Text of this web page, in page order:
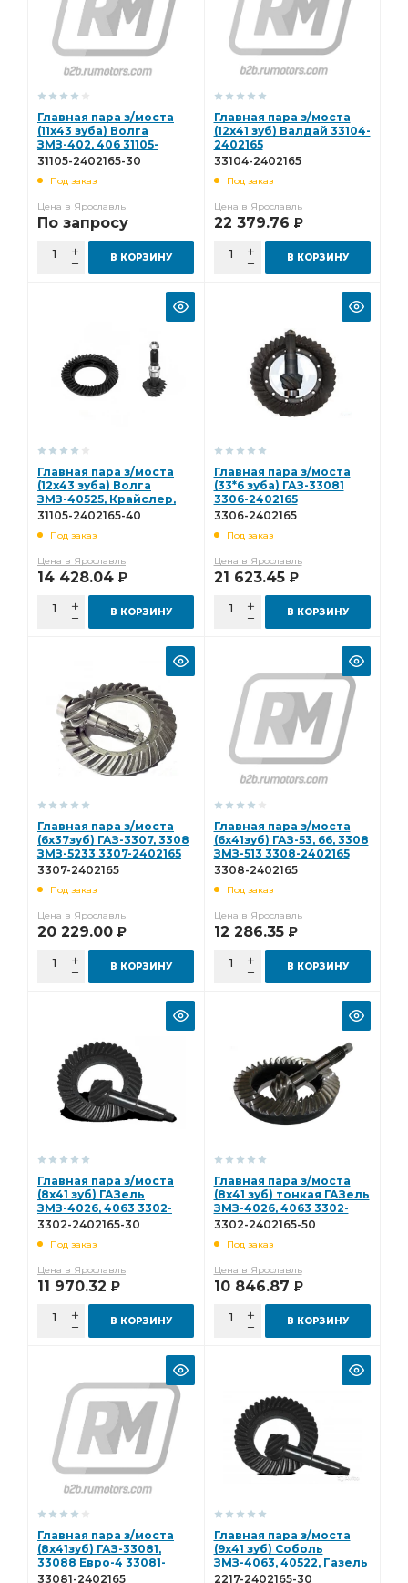
Главная пара з/моста
(11х43 зуба) Волга
ЗМЗ-402, 406 31105-
2402165-30
31105-2402165-30
Под заказ
Цена в Ярославль
По запросу
В КОРЗИНУ
Главная пара з/моста
(12х41 зуб) Валдай 33104-
2402165
33104-2402165
Под заказ
Цена в Ярославль
22 379.76 Р
В КОРЗИНУ
Главная пара з/моста
(12х43 зуба) Волга
ЗМЗ-40525, Крайслер,
Штайер 31105-2402165-
31105-2402165-40
Под заказ
Цена в Ярославль
14 428.04 Р
В КОРЗИНУ
Главная пара з/моста
(33*6 зуба) ГАЗ-33081
3306-2402165
3306-2402165
Под заказ
Цена в Ярославль
21 623.45 Р
В КОРЗИНУ
Главная пара з/моста
(6х37зуб) ГАЗ-3307, 3308
ЗМЗ-5233 3307-2402165
3307-2402165
Под заказ
Цена в Ярославль
20 229.00 Р
В КОРЗИНУ
Главная пара з/моста
(6х41зуб) ГАЗ-53, 66, 3308
ЗМЗ-513 3308-2402165
3308-2402165
Под заказ
Цена в Ярославль
12 286.35 Р
В КОРЗИНУ
Главная пара з/моста
(8х41 зуб) ГАЗель
ЗМЗ-4026, 4063 3302-
2402165-30
3302-2402165-30
Под заказ
Цена в Ярославль
11 970.32 Р
В КОРЗИНУ
Главная пара з/моста
(8х41 зуб) тонкая ГАЗель
ЗМЗ-4026, 4063 3302-
2402165-50
3302-2402165-50
Под заказ
Цена в Ярославль
10 846.87 Р
В КОРЗИНУ
Главная пара з/моста
(8х41зуб) ГАЗ-33081,
33088 Евро-4 33081-
2402165
33081-2402165
Главная пара з/моста
(9х41 зуб) Соболь
ЗМЗ-4063, 40522, Газель
ЗМЗ-40522, УМЗ-4216
2217-2402165-30